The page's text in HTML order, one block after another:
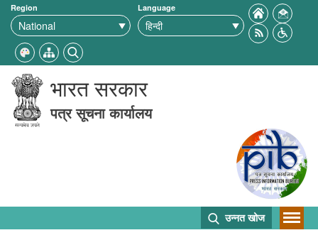
Region Language
भारत सरकार
पत्र सूचना कार्यालय
उन्नत खोज